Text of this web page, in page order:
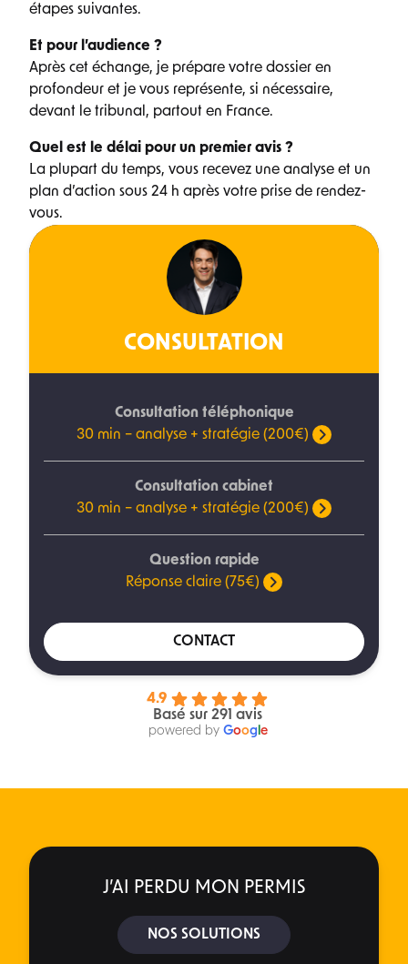
étapes suivantes.
Et pour l’audience ?
Après cet échange, je prépare votre dossier en
profondeur et je vous représente, si nécessaire,
devant le tribunal, partout en France.
Quel est le délai pour un premier avis ?
La plupart du temps, vous recevez une analyse et un
plan d’action sous 24 h après votre prise de rendez-
vous.
CONSULTATION
Consultation téléphonique
30 min – analyse + stratégie (200€)
Consultation cabinet
30 min – analyse + stratégie (200€)
Question rapide
Réponse claire (75€)
CONTACT
4.9
Basé sur 291 avis
powered by Googl e
J’AI PERDU MON PERMIS
NOS SOLUTIONS